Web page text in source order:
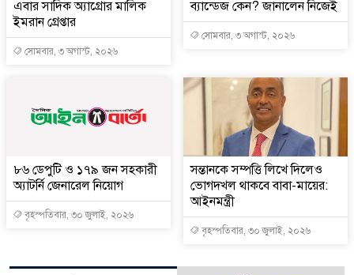
এবার সাদিক অ্যাগ্রোর মালিক
ইমরান গ্রেপ্তার
সোমবার, ৩ অগাস্ট, ২০২৬
ব্যান্ডেজ কেন? জানালেন নিজেই
সোমবার, ৩ অগাস্ট, ২০২৬
৮৬ ডেপুটি ও ১৭৯ জন সহকারী
অ্যাটর্নি জেনারেল নিয়োগ
বৃহস্পতিবার, ৩০ জুলাই, ২০২৬
সন্তানকে সম্পত্তি লিখে দিলেও
ভোগদখল থাকবে বাবা-মায়ের:
আইনমন্ত্রী
বৃহস্পতিবার, ৩০ জুলাই, ২০২৬